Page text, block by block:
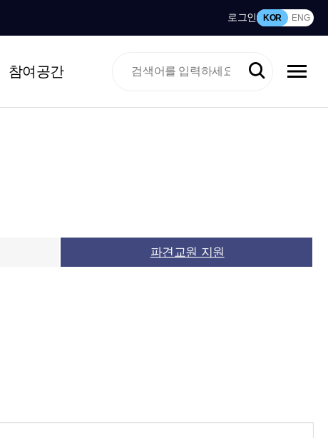
로그인 KOR ENG
참여공간
파견교원 지원